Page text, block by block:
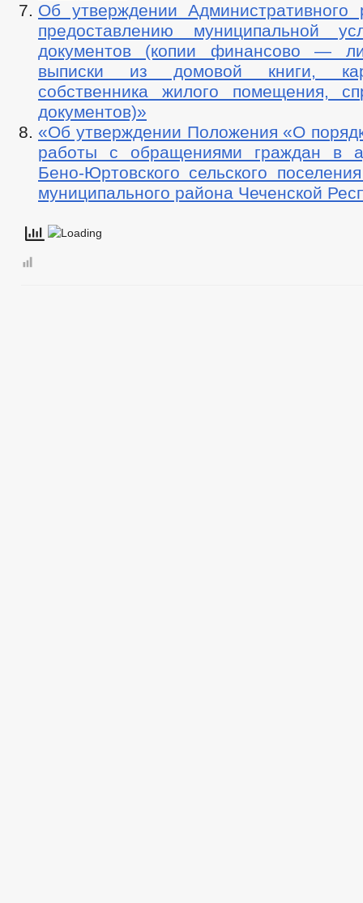
Об утверждении Административного
предоставлению муниципальной
документов (копии финансово —
выписки из домовой книги,
собственника жилого помещения,
документов)»
«Об утверждении Положения «О
работы с обращениями граждан в
Бено-Юртовского сельского
муниципального района Чеченской